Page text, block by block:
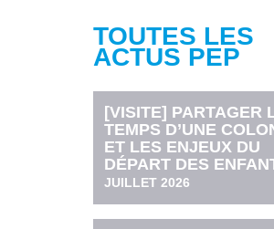
TOUTES LES
ACTUS PEP
[VISITE] PARTAGER
TEMPS D’UNE
ET LES ENJEUX DU
DÉPART DES
JUILLET 2026